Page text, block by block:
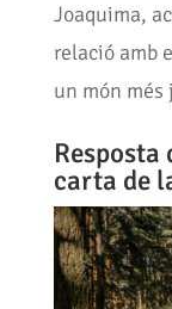
Joaquima,
relació amb
un món
Resposta
carta de